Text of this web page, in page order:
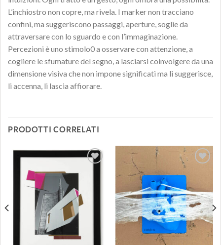
L’inchiostro non copre, ma rivela. I marker non tracciano
confini, ma suggeriscono passaggi, aperture, soglie da
attraversare con lo sguardo e con l’immaginazione.
Percezioni è uno stimolo0 a osservare con attenzione, a
cogliere le sfumature del segno, a lasciarsi coinvolgere da una
dimensione visiva che non impone significati ma li suggerisce,
li accenna, li lascia affiorare.
PRODOTTI CORRELATI
desideri
alla lista
desideri